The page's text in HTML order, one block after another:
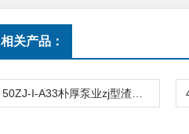
相关产品：